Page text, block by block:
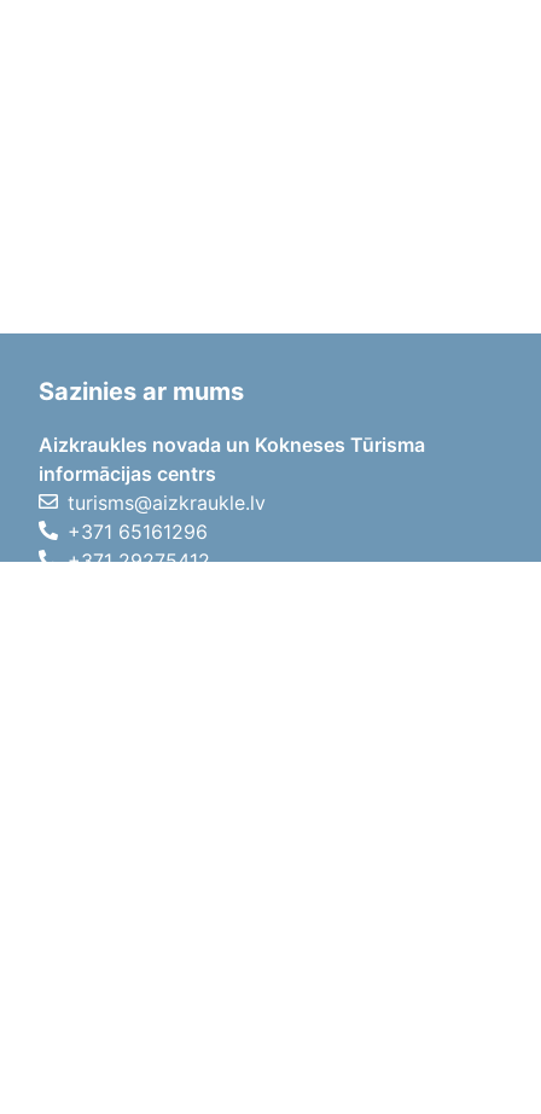
Sazinies ar mums
Aizkraukles novada un Kokneses Tūrisma
informācijas centrs
turisms@aizkraukle.lv
+371 65161296
+371 29275412